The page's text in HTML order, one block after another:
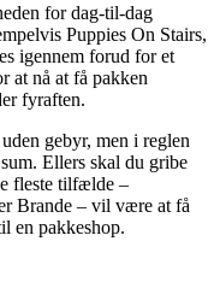
for dag-til-dag
Puppies On Stairs,
igennem forud for et
at nå at få pakken
fyraften.
gebyr, men i reglen
Ellers skal du gribe
fleste tilfælde –
Brande – vil være at få
en pakkeshop.